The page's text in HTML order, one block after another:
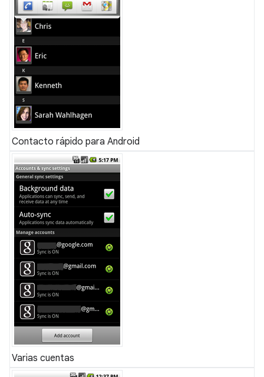
Contacto rápido para Android
Varias cuentas